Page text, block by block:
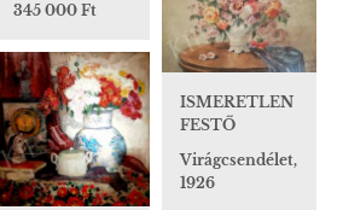
345 000 Ft
ISMERETLEN
FESTŐ
Virágcsendélet,
1926